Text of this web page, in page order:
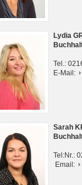
Lydia
Tel.:
E-Mail:
Sarah
Tel:Nr.:
Email: